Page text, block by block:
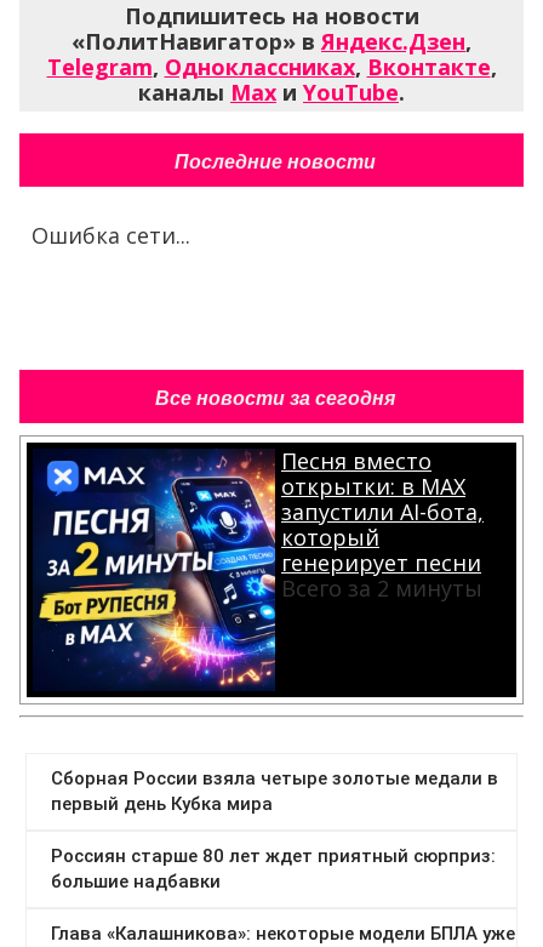
Подпишитесь на новости
«ПолитНавигатор» вЯндекс.Дзен,
Telegram, Одноклассниках, Вконтакте,
каналы Max и YouTube.
Последние новости
Ошибка сети...
Все новости за сегодня
Песня вместо
открытки: в MAX
запустили AI-бота,
который
генерирует песни
Всего за 2 минуты